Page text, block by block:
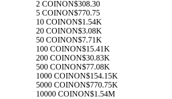
2 COINON$308.30
5 COINON$770.75
10 COINON$1.54K
20 COINON$3.08K
50 COINON$7.71K
100 COINON$15.41K
200 COINON$30.83K
500 COINON$77.08K
1000 COINON$154.15K
5000 COINON$770.75K
10000 COINON$1.54M